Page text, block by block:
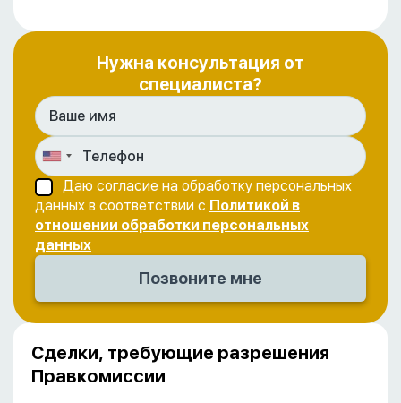
Нужна консультация от
специалиста?
Даю согласие на обработку персональных
данных в соответствии с Политикой в
отношении обработки персональных
данных
Сделки, требующие разрешения
Правкомиссии